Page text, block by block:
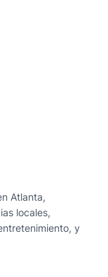
Atlanta,
locales,
y